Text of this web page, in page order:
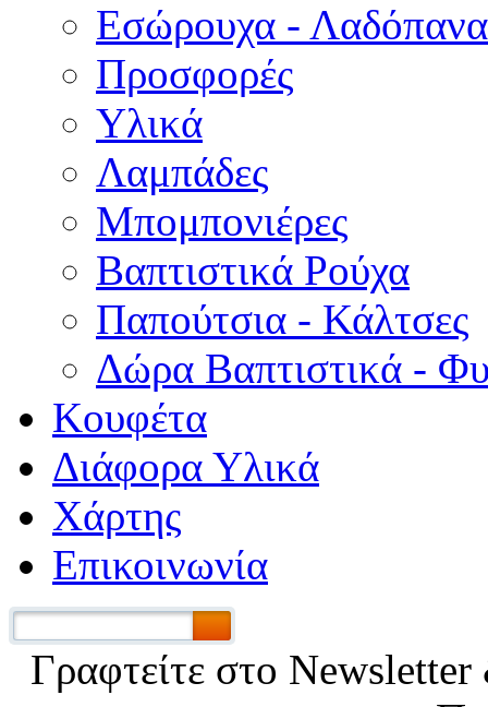
Εσώρουχα -
Προσφορές
Υλικά
Λαμπάδες
Μπομπονιέρες
Βαπτιστικά Ρούχα
Παπούτσια - Κάλτσες
Δώρα Βαπτιστικά -
Κουφέτα
Διάφορα Υλικά
Χάρτης
Επικοινωνία
Γραφτείτε στο Νewsletter